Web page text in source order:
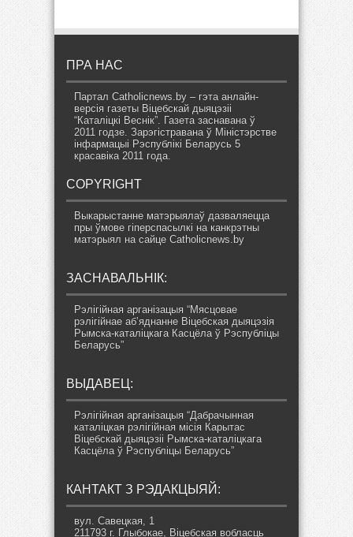
ПРА НАС
Партал Catholicnews.by – гэта анлайн-
версія газеты Віцебскай дыяцэзіі
“Каталіцкі Веснік”. Газета заснавана ў
2011 годзе. Зарэгістравана ў Міністэрстве
інфармацыі Рэспублікі Беларусь 5
красавіка 2011 года.
COPYRIGHT
Выкарыстанне матэрыялаў дазваляецца
пры ўмове гіперспасылкі на канкрэтны
матэрыял на сайце Catholicnews.by
ЗАСНАВАЛЬНІК:
Рэлігійная арганізацыя “Мясцовае
рэлігійнае аб’яднанне Віцебская дыяцэзія
Рымска-каталіцкага Касцёла ў Рэспубліцы
Беларусь”
ВЫДАВЕЦ:
Рэлігійная арганізацыя “Дабрачынная
каталіцкая рэлігійная місія Карытас
Віцебскай дыяцэзіі Рымска-каталіцкага
Касцёла ў Рэспубліцы Беларусь”
КАНТАКТ З РЭДАКЦЫЯЙ:
вул. Савецкая, 1
211793 г. Глыбокае, Віцебская вобласць